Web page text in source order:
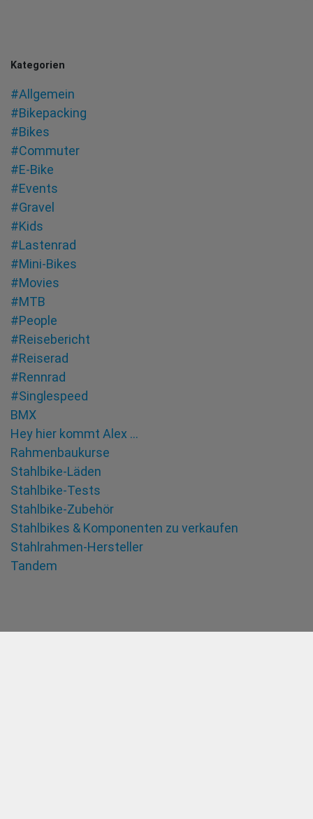
Kategorien
#Allgemein
#Bikepacking
#Bikes
#Commuter
#E-Bike
#Events
#Gravel
#Kids
#Lastenrad
#Mini-Bikes
#Movies
#MTB
#People
#Reisebericht
#Reiserad
#Rennrad
#Singlespeed
BMX
Hey hier kommt Alex …
Rahmenbaukurse
Stahlbike-Läden
Stahlbike-Tests
Stahlbike-Zubehör
Stahlbikes & Komponenten zu verkaufen
Stahlrahmen-Hersteller
Tandem